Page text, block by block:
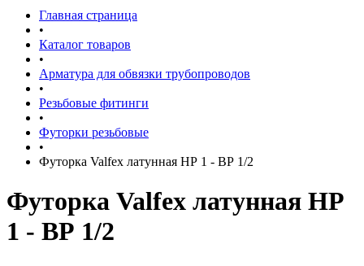
Главная страница
•
Каталог товаров
•
Арматура для обвязки трубопроводов
•
Резьбовые фитинги
•
Футорки резьбовые
•
Футорка Valfex латунная НР 1 - ВР 1/2
Футорка Valfex латунная НР
1 - ВР 1/2